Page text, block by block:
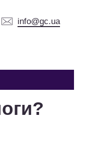
info@gc.ua